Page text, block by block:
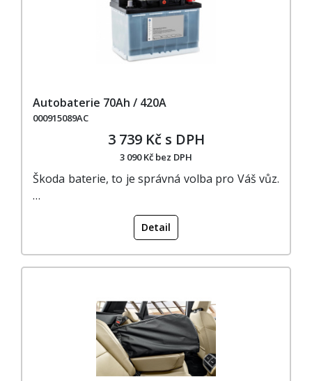
Autobaterie 70Ah / 420A
000915089AC
3 739 Kč s DPH
3 090 Kč bez DPH
Škoda baterie, to je správná volba pro Váš vůz.
…
Detail